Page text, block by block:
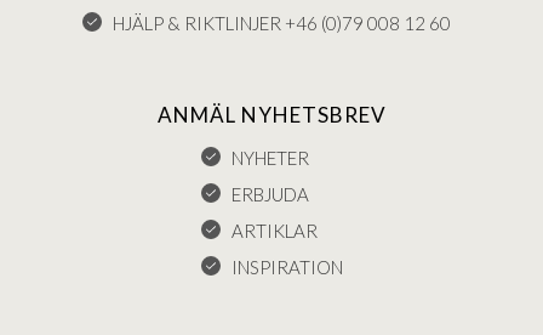
HJÄLP & RIKTLINJER +46 (0)79 008 12 60
ANMÄL NYHETSBREV
NYHETER
ERBJUDA
ARTIKLAR
INSPIRATION